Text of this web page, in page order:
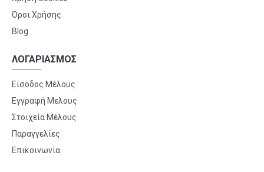
Όροι Χρήσης
Blog
ΛΟΓΑΡΙΑΣΜΟΣ
Είσοδος Μέλους
Εγγραφή Μελους
Στοιχεία Μέλους
Παραγγελίες
Επικοινωνία